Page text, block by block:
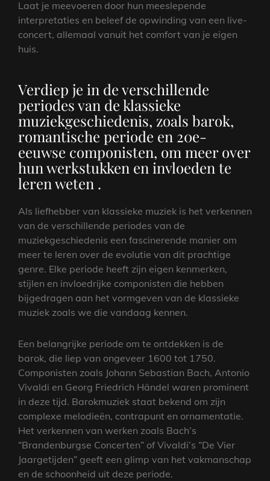
Laat je meevoeren door hun meeslepende
interpretaties en beleef de opwinding van een live-
concert, allemaal vanuit het comfort van je eigen
huis.
Verdiep je in de verschillende
periodes van de klassieke
muziekgeschiedenis, zoals barok,
romantische periode en 20e-
eeuwse componisten, om meer over
hun werkstukken en invloeden te
leren weten .
Als liefhebber van klassieke muziek is het verkennen
van de verschillende periodes van de
muziekgeschiedenis een fascinerende manier om
meer te leren over de evolutie van dit prachtige
genre. Elke periode heeft zijn eigen kenmerken,
stijlen en invloedrijke componisten die hebben
bijgedragen aan het vormgeven van de klassieke
muziek zoals we die vandaag kennen.
Een belangrijke periode om te ontdekken is de
barok, die liep van ongeveer 1600 tot 1750.
Componisten zoals Johann Sebastian Bach, Antonio
Vivaldi en Georg Friedrich Händel waren prominent
in deze tijd. Barokmuziek staat bekend om zijn
complexe melodieën, contrapunt en ornamentatie.
Het verkennen van werken zoals Bach’s
“Brandenburgse Concerten” of Vivaldi’s “De Vier
Jaargetijden” geeft een glimp van het vakmanschap
en de schoonheid uit deze periode.